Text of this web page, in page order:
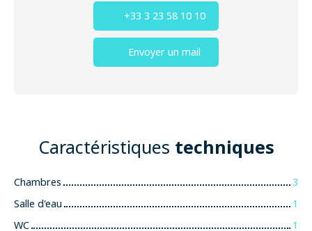
+33 3 23 58 10 10
Envoyer un mail
Caractéristiques techniques
Chambres
3
Salle d'eau
1
WC
1